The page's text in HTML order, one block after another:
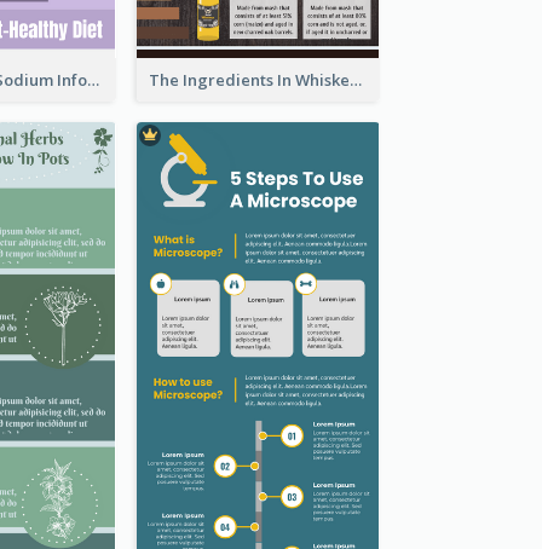
Violet Reduce Sodium Infographic Idea Design The Ingredients In Whiskey Infographic